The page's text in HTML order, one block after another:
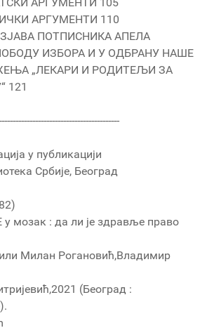
АРГУМЕНТИ 110
ПОТПИСНИКА АПЕЛА
ИЗБОРА И У ОДБРАНУ НАШЕ
„ЛЕКАРИ И РОДИТЕЉИ ЗА
121
у публикацији
Србије, Београд
: да ли је здравље право
Милан Рогановић,Владимир
(Београд :